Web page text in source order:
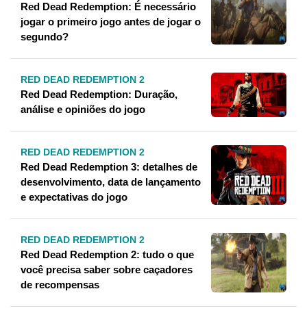
Red Dead Redemption: É necessário
jogar o primeiro jogo antes de jogar o
segundo?
RED DEAD REDEMPTION 2
Red Dead Redemption: Duração,
análise e opiniões do jogo
RED DEAD REDEMPTION 2
Red Dead Redemption 3: detalhes de
desenvolvimento, data de lançamento
e expectativas do jogo
RED DEAD REDEMPTION 2
Red Dead Redemption 2: tudo o que
você precisa saber sobre caçadores
de recompensas